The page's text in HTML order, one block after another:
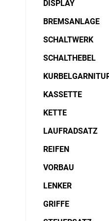
DISPLAY
BREMSANLAGE
SCHALTWERK
SCHALTHEBEL
KASSETTE
KETTE
LAUFRADSATZ
REIFEN
VORBAU
LENKER
GRIFFE